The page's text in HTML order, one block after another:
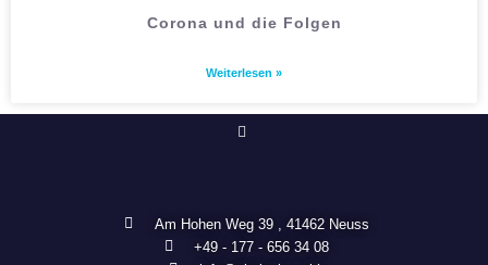
Corona und die Folgen
Weiterlesen »
Am Hohen Weg 39 , 41462 Neuss
+49 - 177 - 656 34 08